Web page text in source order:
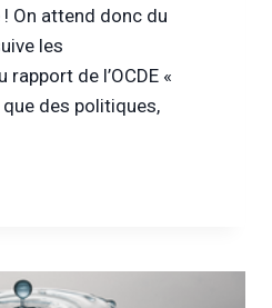
On attend donc du
les
de l’OCDE «
des politiques,